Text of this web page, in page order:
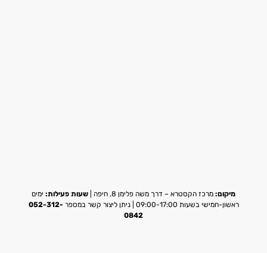
מיקום: מרכז הקסטרא – דרך משה פלימן 8, חיפה | שעות פעילות: ימים
ראשון-חמישי בשעות 09:00-17:00 | ניתן ליצור קשר במספר
052-312-
0842